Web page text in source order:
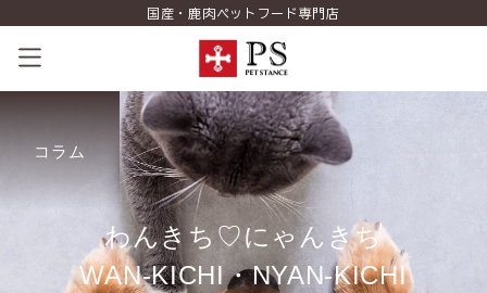
国産・鹿肉ペットフード専門店
ペットスタンスの歴史
コラム（PETSTANCE LIFE）
コラム
わんき ち ♡に ゃん きち
WAN-KICHI・NYAN-KICHI